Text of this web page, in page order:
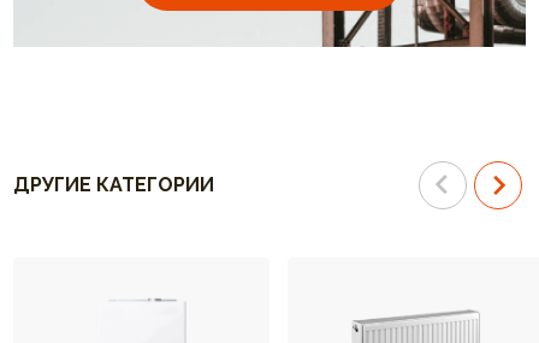
ДРУГИЕ КАТЕГОРИИ